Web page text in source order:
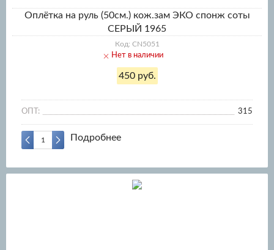
Оплётка на руль (50см.) кож.зам ЭКО спонж соты
СЕРЫЙ 1965
Код: CN5051
Нет в наличии
450 руб.
ОПТ: 315
Подробнее